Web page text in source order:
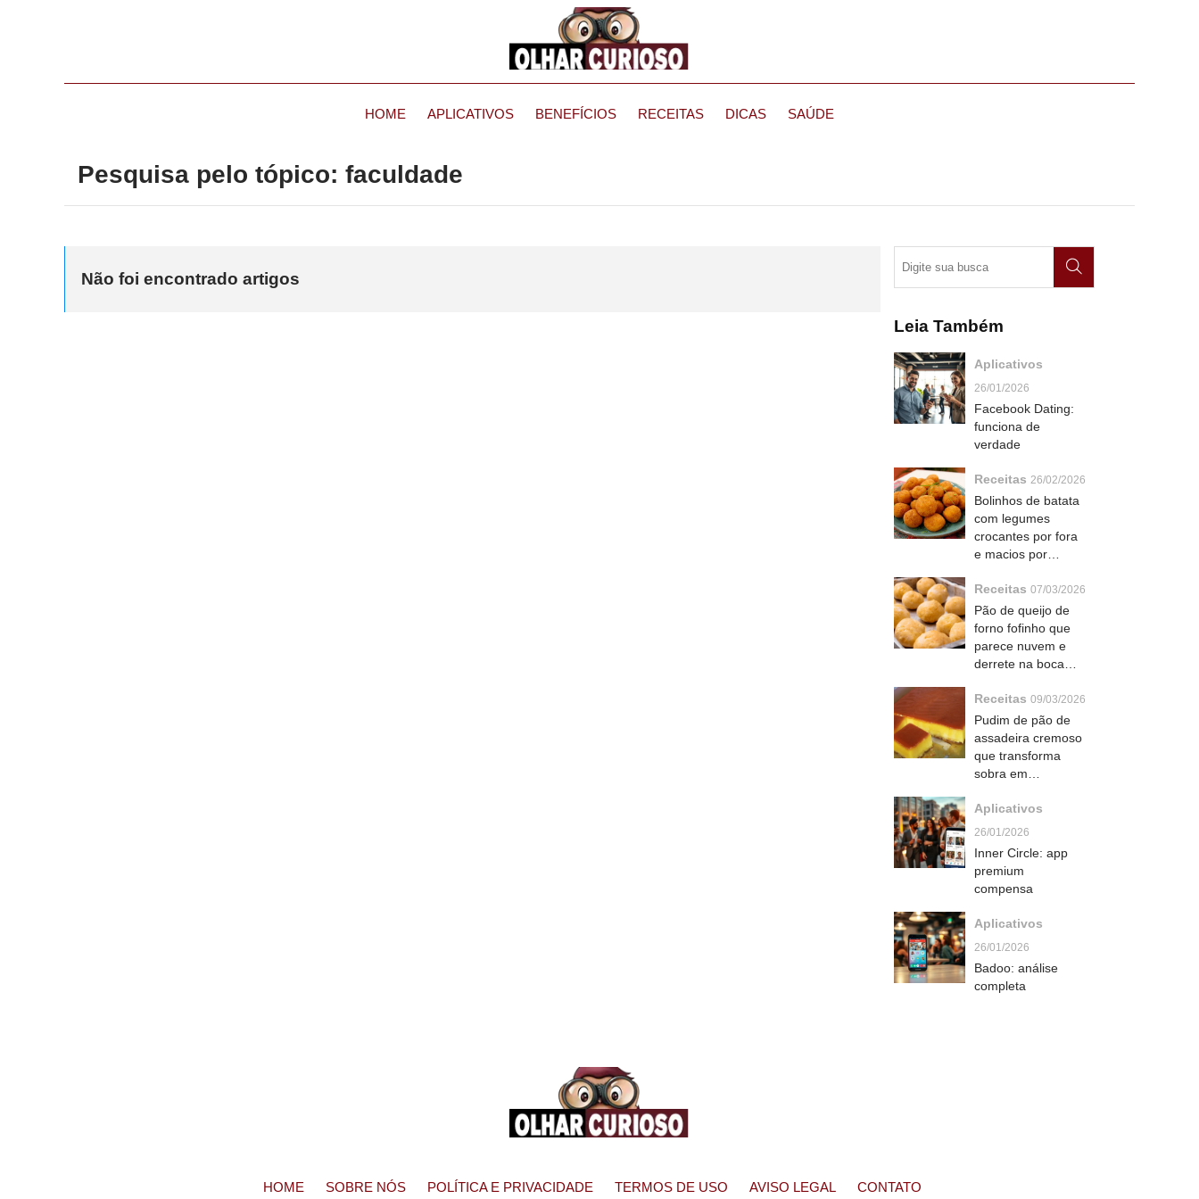
HOME APLICATIVOS BENEFÍCIOS RECEITAS DICAS SAÚDE
Pesquisa pelo tópico: faculdade
Não foi encontrado artigos
Leia Também
Aplicativos
26/01/2026
Facebook Dating:
funciona de
verdade
Receitas 26/02/2026
Bolinhos de batata
com legumes
crocantes por fora
e macios por
mundo pede bis
Receitas 07/03/2026
Pão de queijo de
forno fofinho que
parece nuvem e
derrete na boca
cremoso
Receitas 09/03/2026
Pudim de pão de
assadeira cremoso
que transforma
sobra em
água na boca
Aplicativos
26/01/2026
Inner Circle: app
premium
compensa
Aplicativos
26/01/2026
Badoo: análise
completa
HOME SOBRE NÓS POLÍTICA E PRIVACIDADE TERMOS DE USO AVISO LEGAL CONTATO